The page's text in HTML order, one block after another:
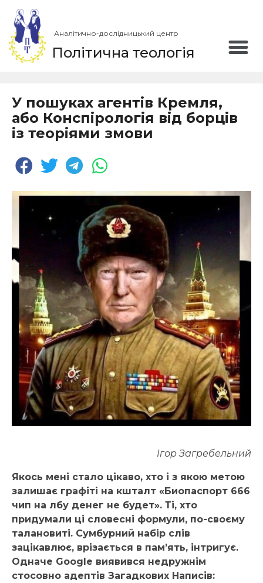
Аналітично-дослідницький центр
Політична теологія
У пошуках агентів Кремля,
або Конспірологія від борців
із теоріями змови
Ігор Загребельний
Якось мені стало цікаво, хто і з якою метою
залишає графіті на кшталт «Биопаспорт 666
чип на лбу денег не будет». Ті, хто
придумали ці словесні формули, по-своєму
талановиті. Сумбурний набір слів
зацікавлює, врізається в пам’ять, інтригує.
Одначе Google виявився недружнім
стосовно адептів Загадкових Написів: